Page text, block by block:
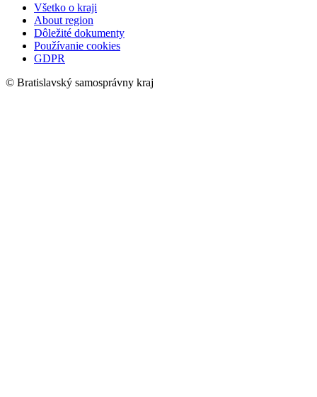
Všetko o kraji
About region
Dôležité dokumenty
Používanie cookies
GDPR
© Bratislavský samosprávny kraj